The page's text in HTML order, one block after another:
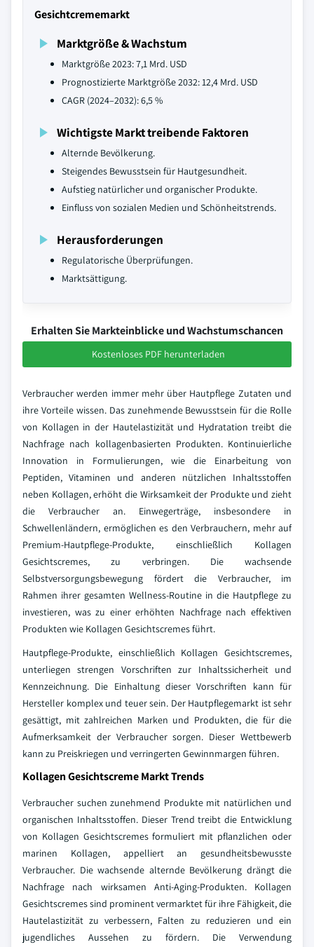
Gesichtcrememarkt
Marktgröße & Wachstum
Marktgröße 2023: 7,1 Mrd. USD
Prognostizierte Marktgröße 2032: 12,4 Mrd. USD
CAGR (2024–2032): 6,5 %
Wichtigste Markt treibende Faktoren
Alternde Bevölkerung.
Steigendes Bewusstsein für Hautgesundheit.
Aufstieg natürlicher und organischer Produkte.
Einfluss von sozialen Medien und Schönheitstrends.
Herausforderungen
Regulatorische Überprüfungen.
Marktsättigung.
Erhalten Sie Markteinblicke und Wachstumschancen
Kostenloses PDF herunterladen
Verbraucher werden immer mehr über Hautpflege Zutaten und
ihre Vorteile wissen. Das zunehmende Bewusstsein für die Rolle
von Kollagen in der Hautelastizität und Hydratation treibt die
Nachfrage nach kollagenbasierten Produkten. Kontinuierliche
Innovation in Formulierungen, wie die Einarbeitung von
Peptiden, Vitaminen und anderen nützlichen Inhaltsstoffen
neben Kollagen, erhöht die Wirksamkeit der Produkte und zieht
die Verbraucher an. Einwegerträge, insbesondere in
Schwellenländern, ermöglichen es den Verbrauchern, mehr auf
Premium-Hautpflege-Produkte, einschließlich Kollagen
Gesichtscremes, zu verbringen. Die wachsende
Selbstversorgungsbewegung fördert die Verbraucher, im
Rahmen ihrer gesamten Wellness-Routine in die Hautpflege zu
investieren, was zu einer erhöhten Nachfrage nach effektiven
Produkten wie Kollagen Gesichtscremes führt.
Hautpflege-Produkte, einschließlich Kollagen Gesichtscremes,
unterliegen strengen Vorschriften zur Inhaltssicherheit und
Kennzeichnung. Die Einhaltung dieser Vorschriften kann für
Hersteller komplex und teuer sein. Der Hautpflegemarkt ist sehr
gesättigt, mit zahlreichen Marken und Produkten, die für die
Aufmerksamkeit der Verbraucher sorgen. Dieser Wettbewerb
kann zu Preiskriegen und verringerten Gewinnmargen führen.
Kollagen Gesichtscreme Markt Trends
Verbraucher suchen zunehmend Produkte mit natürlichen und
organischen Inhaltsstoffen. Dieser Trend treibt die Entwicklung
von Kollagen Gesichtscremes formuliert mit pflanzlichen oder
marinen Kollagen, appelliert an gesundheitsbewusste
Verbraucher. Die wachsende alternde Bevölkerung drängt die
Nachfrage nach wirksamen Anti-Aging-Produkten. Kollagen
Gesichtscremes sind prominent vermarktet für ihre Fähigkeit, die
Hautelastizität zu verbessern, Falten zu reduzieren und ein
jugendliches Aussehen zu fördern. Die Verwendung